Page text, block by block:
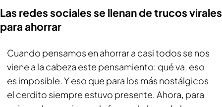
Las redes sociales se llenan de trucos virales
para ahorrar
Cuando pensamos en ahorrar a casi todos se nos
viene a la cabeza este pensamiento: qué va, eso
es imposible. Y eso que para los más nostálgicos
el cerdito siempre estuvo presente. Ahora, para